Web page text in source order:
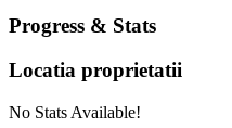
Progress & Stats
Locatia proprietatii
No Stats Available!